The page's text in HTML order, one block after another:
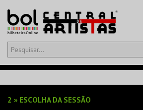
Olá,iniciar sessão
2 » ESCOLHA DA SESSÃO